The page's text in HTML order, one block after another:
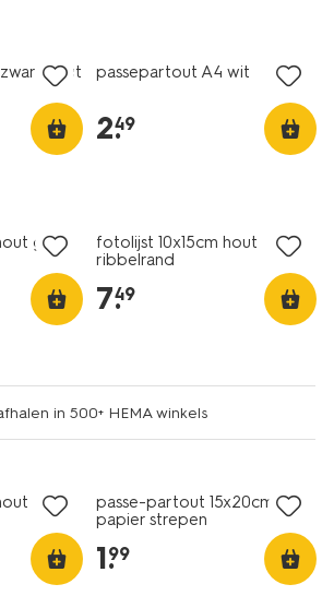
hout passepartout A4 wit
2.
49
golf
fotolijst 10x15cm hout
ribbelrand
7.
49
in 500+ HEMA winkels
passe-partout 15x20cm
papier strepen
1.
99